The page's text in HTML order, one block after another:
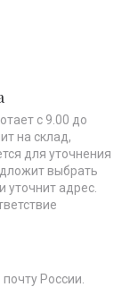
с 9.00 до
на склад,
для уточнения
выбрать
уточнит адрес.
России.